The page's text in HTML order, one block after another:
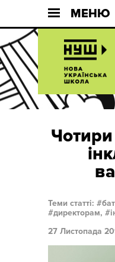
МЕНЮ
Теми статті:
директорам,
27 Листопада